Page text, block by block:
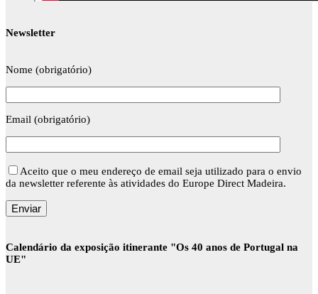
Newsletter
Nome (obrigatório)
Email (obrigatório)
Aceito que o meu endereço de email seja utilizado para o envio
da newsletter referente às atividades do Europe Direct Madeira.
Calendário da exposição itinerante "Os 40 anos de Portugal na
UE"